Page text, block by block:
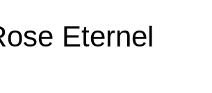
Eternel